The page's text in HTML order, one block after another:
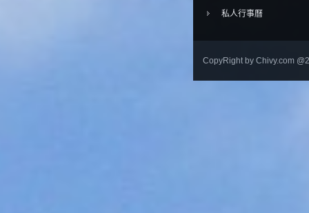
私人行事曆
CopyRight by Chivy.com